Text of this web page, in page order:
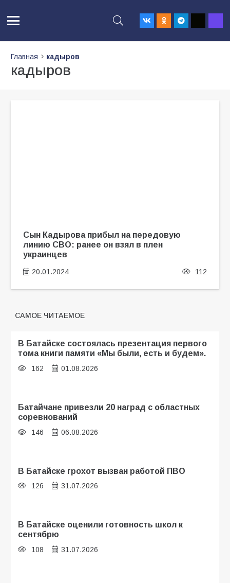
Главная кадыров
кадыров
Сын Кадырова прибыл на передовую
линию СВО: ранее он взял в плен
украинцев
20.01.2024 112
САМОЕ ЧИТАЕМОЕ
В Батайске состоялась презентация первого
тома книги памяти «Мы были, есть и будем».
162 01.08.2026
Батайчане привезли 20 наград с областных
соревнований
146 06.08.2026
В Батайске грохот вызван работой ПВО
126 31.07.2026
В Батайске оценили готовность школ к
сентябрю
108 31.07.2026